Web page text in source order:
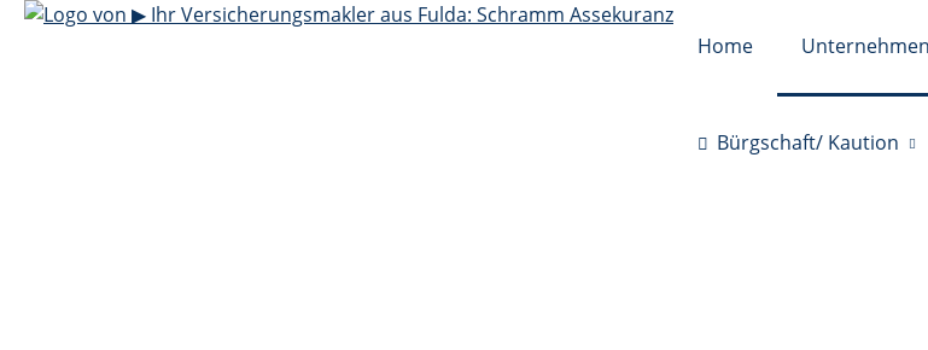
Home Unternehmen
Bürgschaft/ Kaution